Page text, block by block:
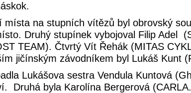
místa na stupních vítězů byl obrovský
Druhý stupínek vybojoval Filip Adel
TEAM). Čtvrtý Vít Řehák (MITAS
jičínským závodníkem byl Lukáš Kunt
Lukášova sestra Vendula Kuntová
Druhá byla Karolína Bergerová